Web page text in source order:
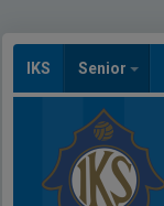
IKS Senior